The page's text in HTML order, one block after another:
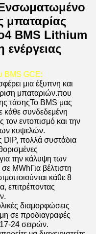
μπαταρίας
BMS Lithium
BMS GCE:
μια έξυπνη και
μπαταριών.που
τάσηςΤο BMS μας
κάθε συνδεδεμένη
εντοπισμό και την
κυψελών.
DIP, πολλά συστάδια
την κάλυψη των
MWhΓια βέλτιστη
κάθε 8
επιτρέποντας
διαμορφώσεις
σε προδιαγραφές
24 σειρών.